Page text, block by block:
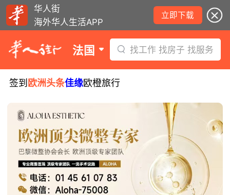
华人街
海外华人生活APP
立即下载
法国 找工作 找房子 找服务
签到 欧洲头条佳缘欧橙旅行